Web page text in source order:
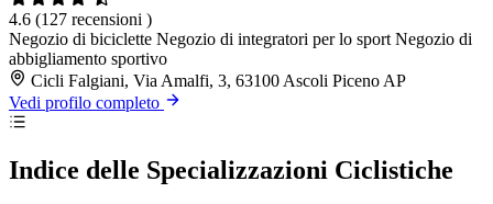
4.6 (127 recensioni )
Negozio di biciclette Negozio di integratori per lo sport Negozio di
abbigliamento sportivo
Cicli Falgiani, Via Amalfi, 3, 63100 Ascoli Piceno AP
Vedi profilo completo
Indice delle Specializzazioni Ciclistiche